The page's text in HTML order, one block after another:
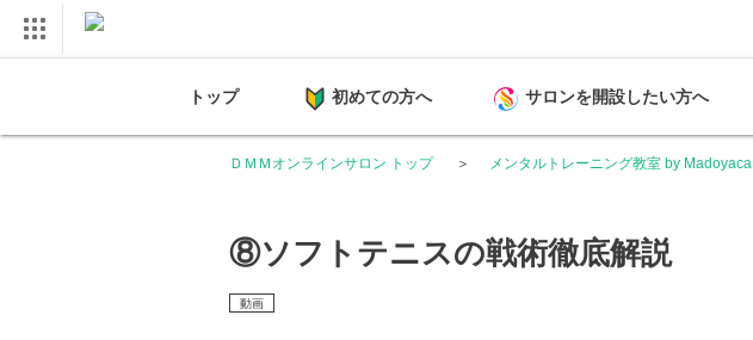
トップ 初めての方へ サロンを開設したい方へ
ＤＭＭオンラインサロン トップ メンタルトレーニング教室 by Madoyaca
⑧ソフトテニスの戦術徹底解説
動画